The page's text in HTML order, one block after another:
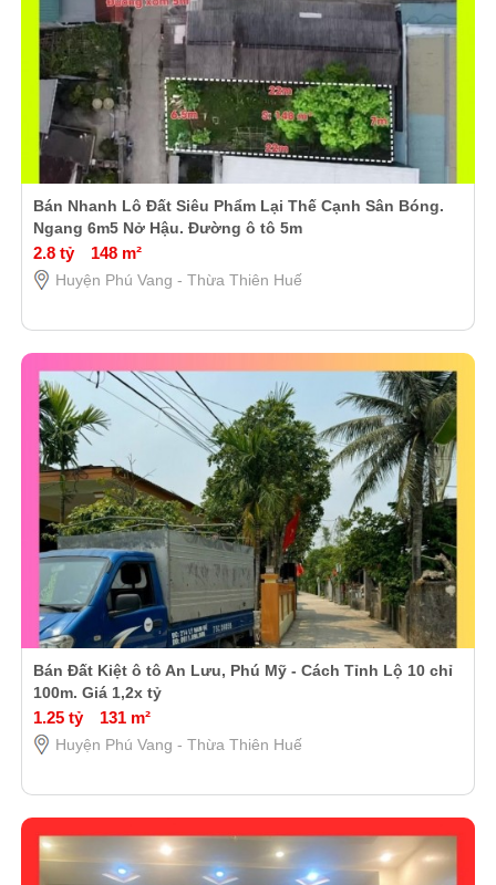
Bán Nhanh Lô Đất Siêu Phẩm Lại Thế Cạnh Sân Bóng.
Ngang 6m5 Nở Hậu. Đường ô tô 5m
2.8 tỷ 148 m²
Huyện Phú Vang - Thừa Thiên Huế
Bán Đất Kiệt ô tô An Lưu, Phú Mỹ - Cách Tỉnh Lộ 10 chỉ
100m. Giá 1,2x tỷ
1.25 tỷ 131 m²
Huyện Phú Vang - Thừa Thiên Huế